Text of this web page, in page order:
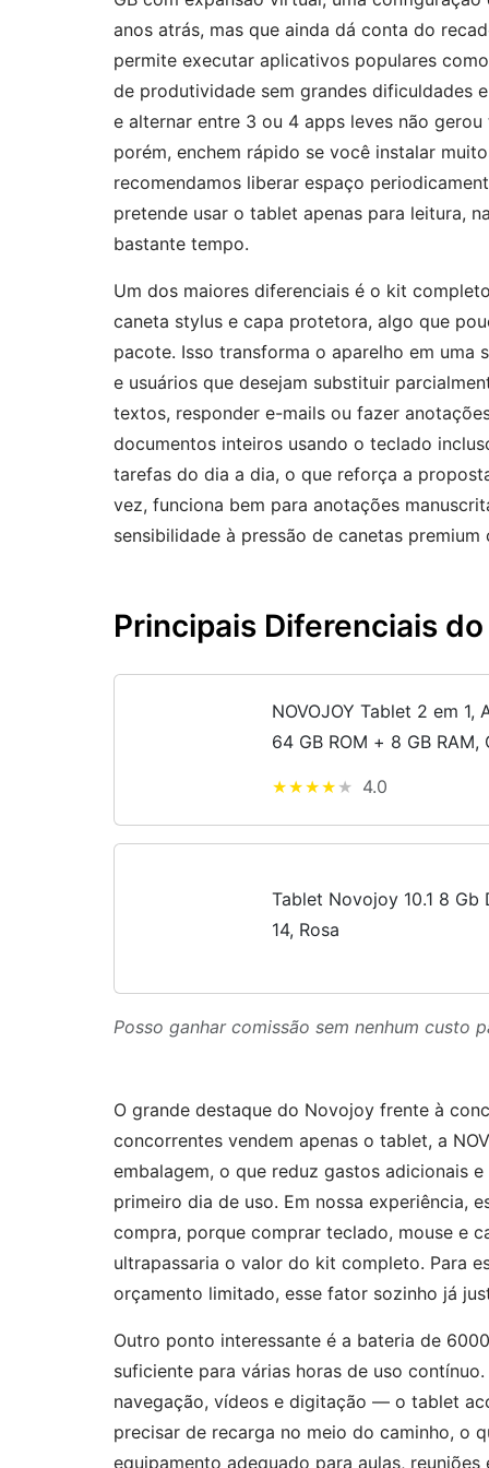
anos atrás, mas que ainda dá conta do
permite executar aplicativos populares
de produtividade sem grandes dificuldades
e alternar entre 3 ou 4 apps leves não
porém, enchem rápido se você instalar
recomendamos liberar espaço
pretende usar o tablet apenas para leitura,
bastante tempo.
Um dos maiores diferenciais é o kit
caneta stylus e capa protetora, algo que
pacote. Isso transforma o aparelho em uma
e usuários que desejam substituir
textos, responder e-mails ou fazer
documentos inteiros usando o teclado
tarefas do dia a dia, o que reforça a
vez, funciona bem para anotações
sensibilidade à pressão de canetas premium
Principais Diferenciais
NOVOJOY Tablet 2 em 1,
64 GB ROM + 8 GB
4.0
Tablet Novojoy 10.1 8 Gb
14, Rosa
Posso ganhar comissão sem nenhum custo
O grande destaque do Novojoy frente à
concorrentes vendem apenas o tablet, a
embalagem, o que reduz gastos adicionais
primeiro dia de uso. Em nossa experiência,
compra, porque comprar teclado, mouse e
ultrapassaria o valor do kit completo. Para
orçamento limitado, esse fator sozinho já
Outro ponto interessante é a bateria de
suficiente para várias horas de uso
navegação, vídeos e digitação — o tablet
precisar de recarga no meio do caminho, o
equipamento adequado para aulas,